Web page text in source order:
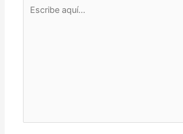
aquí...